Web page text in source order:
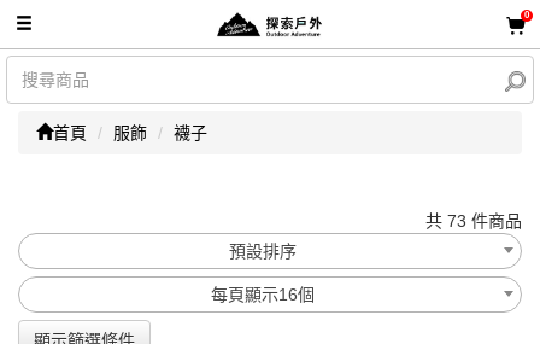
0
首頁 服飾 襪子
共 73 件商品
預設排序
每頁顯示16個